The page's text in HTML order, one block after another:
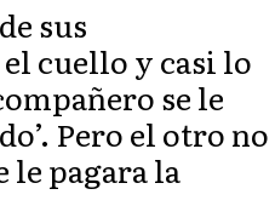
sus
cuello y casi lo
se le
Pero el otro no
le pagara la